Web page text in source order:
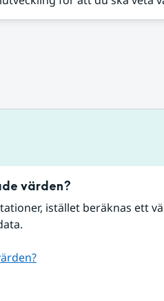
värden?
istället beräknas ett